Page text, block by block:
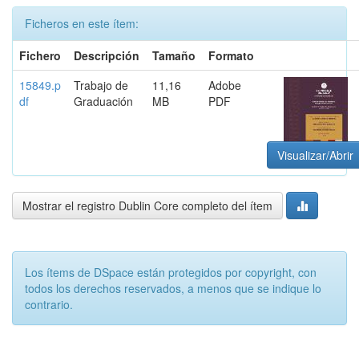
Ficheros en este ítem:
Fichero
Descripción Tamaño
Formato
15849.p
df
Trabajo de
Graduación
11,16
MB
Adobe
PDF
Visualizar/Abrir
Mostrar el registro Dublin Core completo del ítem
Los ítems de DSpace están protegidos por copyright, con
todos los derechos reservados, a menos que se indique lo
contrario.